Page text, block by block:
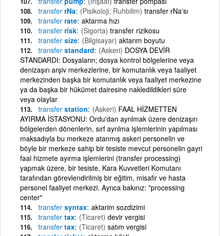
transfer rNa (Pisikoloji, Ruhbilim) transfer rNa'sı
transfer rate aktarma hızı
transfer risk (Sigorta) transfer rizikosu
transfer size (Bilgisayar) aktarım boyutu
transfer standard (Askeri) DOSYA DEVİR
STANDARDI: Dosyaların; dosya kontrol bölgelerine veya
denizaşırı arşiv merkezlerine, bir komutanlık veya faaliyet
merkezinden başka bir komutanlık veya faaliyet merkezine
ya da başka bir hükümet dairesine nakledildikleri süre
veya olaylar
transfer station (Askeri) FAAL HİZMETTEN
AYIRMA İSTASYONU: Ordu'dan ayrılmak üzere denizaşırı
bölgelerden dönenlerin, sırf ayrılma işlemlerinin yapılması
maksadıyla bu merkeze atanmış askeri personelin ve
böyle bir merkeze sahip bir tesiste mevcut personelin gayri
faal hizmete ayırma işlemlerini (transfer processing)
yapmak üzere, bir tesiste, Kara Kuvvetleri Komutanı
tarafından görevlendirilmiş bir eğitim, misafir ve hasta
personel faaliyet merkezi. Ayrıca bakınız: "processing
center"
transfer syntax aktarim sozdizimi
transfer tax (Ticaret) devir vergisi
transfer tax (Ticaret) satım vergisi